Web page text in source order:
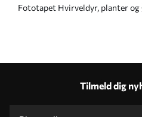
Fototapet Hvirveldyr, planter
Tilmeld dig